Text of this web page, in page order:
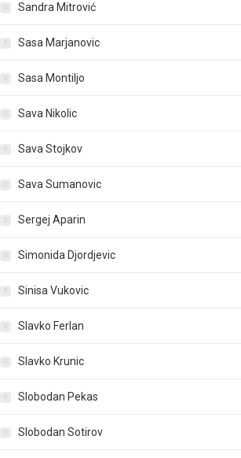
Sandra Mitrović
Sasa Marjanovic
Sasa Montiljo
Sava Nikolic
Sava Stojkov
Sava Sumanovic
Sergej Aparin
Simonida Djordjevic
Sinisa Vukovic
Slavko Ferlan
Slavko Krunic
Slobodan Pekas
Slobodan Sotirov